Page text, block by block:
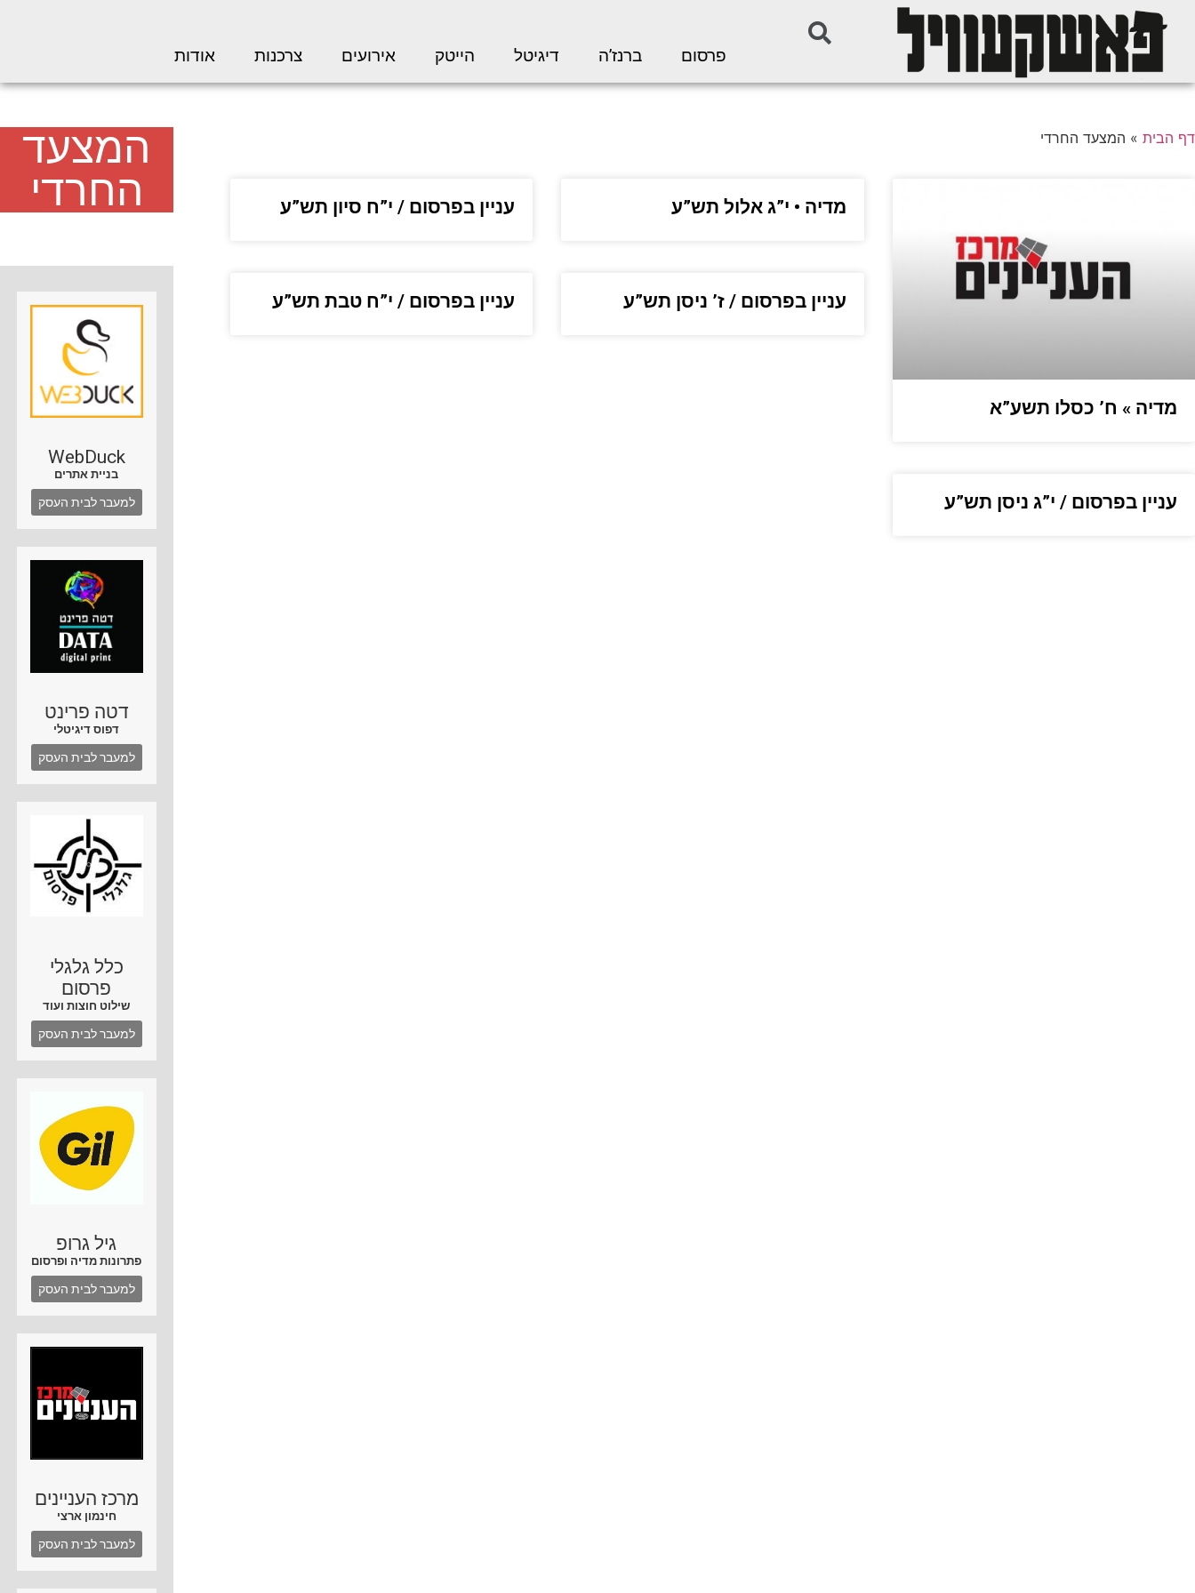
פרסום ברנז’ה דיגיטל הייטק אירועים צרכנות אודות
דף הבית » המצעד החרדי
מדיה » ח’ כסלו תשע”א
מדיה • י”ג אלול תש”ע עניין בפרסום / י”ח סיון תש”ע
עניין בפרסום / י”ג ניסן תש”ע
עניין בפרסום / ז’ ניסן תש”ע עניין בפרסום / י”ח טבת תש”ע
המצעד
החרדי
WebDuck
בניית אתרים
למעבר לבית העסק
דטה פרינט
דפוס דיגיטלי
למעבר לבית העסק
כלל גלגלי
פרסום
שילוט חוצות ועוד
למעבר לבית העסק
גיל גרופ
פתרונות מדיה ופרסום
למעבר לבית העסק
מרכז העניינים
חינמון ארצי
למעבר לבית העסק